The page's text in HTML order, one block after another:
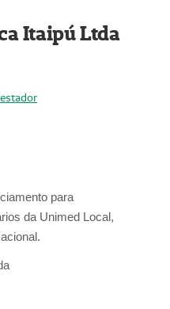
Itaipú Ltda
para
da Unimed Local,